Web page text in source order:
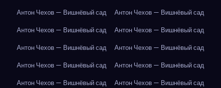
Антон Чехов — Вишнёвый сад
Антон Чехов — Вишнёвый сад
Антон Чехов — Вишнёвый сад
Антон Чехов — Вишнёвый сад
Антон Чехов — Вишнёвый сад
Антон Чехов — Вишнёвый сад
Антон Чехов — Вишнёвый сад
Антон Чехов — Вишнёвый сад
Антон Чехов — Вишнёвый сад
Антон Чехов — Вишнёвый сад